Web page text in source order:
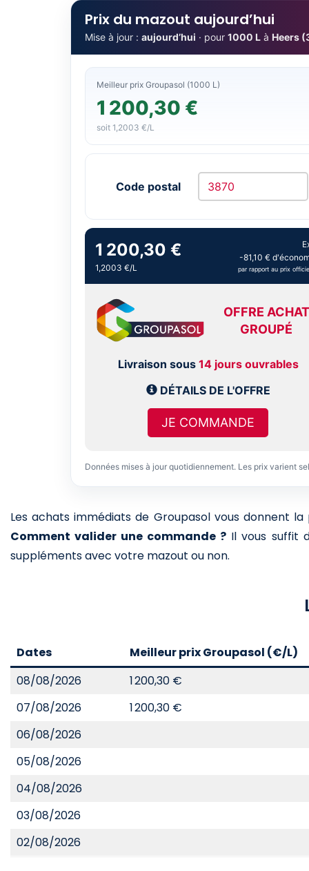
Prix du mazout aujourd’hui
Mise à jour : aujourd’hui · pour 1000 L à Heers
Meilleur prix Groupasol (1000 L)
1 200,30 €
soit 1,2003 €/L
Code postal
1 200,30 €
1,2003 €/L
-81,10 €
par rapport au prix
OFFRE ACHAT
GROUPÉ
Livraison sous 14 jours ouvrables
DÉTAILS DE L'OFFRE
JE COMMANDE
Données mises à jour quotidiennement. Les prix varient
Les achats immédiats de Groupasol vous donnent
Comment valider une commande ? Il vous suffit
suppléments avec votre mazout ou non.
Dates Meilleur prix Groupasol (€/L)
08/08/2026
1 200,30 €
07/08/2026
1 200,30 €
06/08/2026
05/08/2026
04/08/2026
03/08/2026
02/08/2026